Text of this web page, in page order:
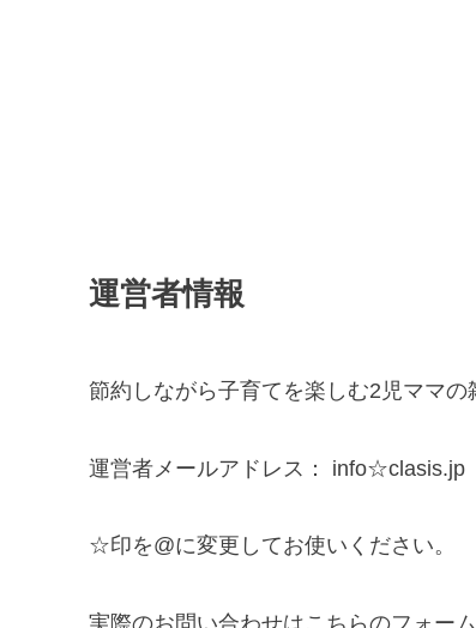
運営者情報
節約しながら子育てを楽しむ2児ママの
運営者メールアドレス： info☆clasis.jp
☆印を@に変更してお使いください。
実際のお問い合わせはこちらのフォー